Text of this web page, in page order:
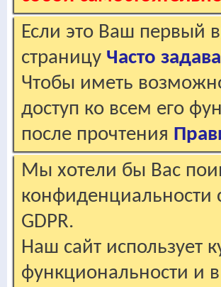
Если это Ваш первый
страницу Часто
Чтобы иметь
доступ ко всем его
после прочтения
Мы хотели бы Вас
конфиденциальности
GDPR.
Наш сайт использует
функциональности и